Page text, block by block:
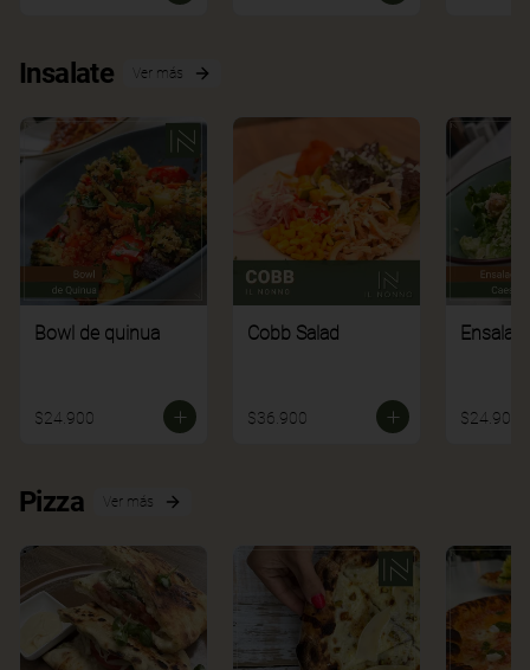
Insalate Ver más
Bowl de quinua
$24.900
Cobb Salad
$36.900 $24.900
Pizza Ver más